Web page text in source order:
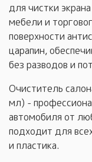
для чистки
мебели и
поверхности
царапин,
без разводов и
Очиститель
мл) -
автомобиля от
подходит для
и пластика.